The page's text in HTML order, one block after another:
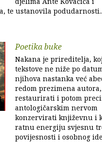
te ustanovila
Poetika buke
Nakana je prireditelja,
tekstove ne niže po
njihova nastanka već
redom prezimena
restaurirati i potom
antologičarskim nervom
konzervirati književnu i
ratnu energiju svjesnu
povijesnosti i osobnog